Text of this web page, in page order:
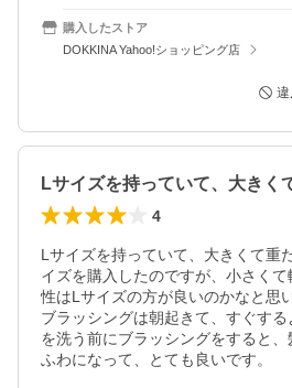
購入したストア
DOKKINA Yahoo!ショッピング店
4
Lサイズを持っていて、大きくて重
イズを購入したのですが、小さく
性はLサイズの方が良いのかなと思
ブラッシングは朝起きて、すぐす
を洗う前にブラッシングをすると
ふわになって、とても良いです。